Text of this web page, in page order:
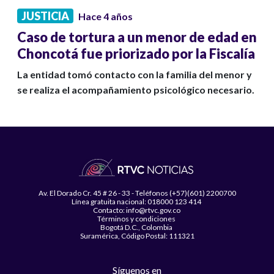
JUSTICIA Hace 4 años
Caso de tortura a un menor de edad en
Choncotá fue priorizado por la Fiscalía
La entidad tomó contacto con la familia del menor y
se realiza el acompañamiento psicológico necesario.
Av. El Dorado Cr. 45 # 26 - 33 - Teléfonos (+57)(601) 2200700
Línea gratuita nacional: 018000 123 414
Contacto: info@rtvc.gov.co
Términos y condiciones
Bogotá D.C., Colombia
Suramérica, Código Postal: 111321
Síguenos en